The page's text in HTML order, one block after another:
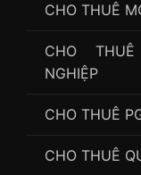
CHO THUÊ
CHO
NGHIỆP
CHO THUÊ
CHO THUÊ